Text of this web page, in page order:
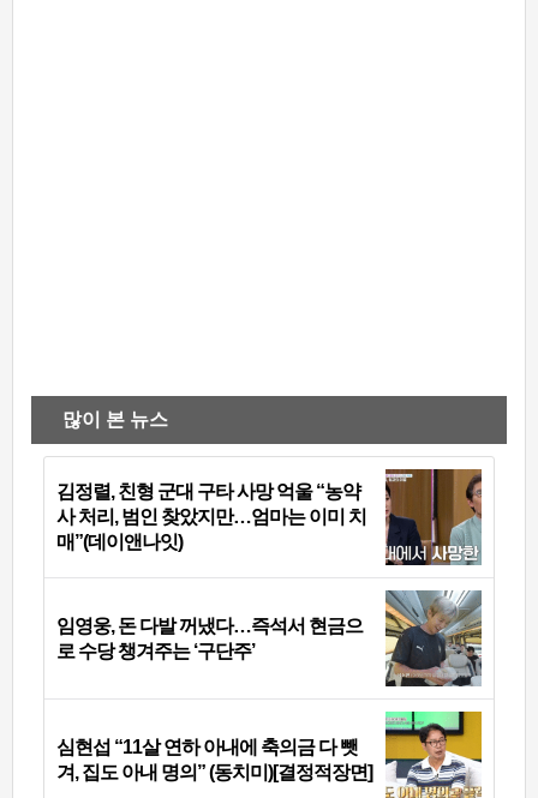
많이 본 뉴스
김정렬, 친형 군대 구타 사망 억울 “농약
사 처리, 범인 찾았지만…엄마는 이미 치
매”(데이앤나잇)
임영웅, 돈 다발 꺼냈다…즉석서 현금으
로 수당 챙겨주는 ‘구단주’
심현섭 “11살 연하 아내에 축의금 다 뺏
겨, 집도 아내 명의” (동치미)[결정적장면]